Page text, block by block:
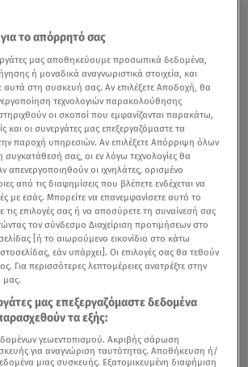
το απόρρητό σας
μας αποθηκεύουμε προσωπικά δεδομένα,
ή μοναδικά αναγνωριστικά στοιχεία, και
στη συσκευή σας. Αν επιλέξετε Αποδοχή, θα
τεχνολογιών παρακολούθησης
οι σκοποί που εμφανίζονται παρακάτω,
και οι συνεργάτες μας επεξεργαζόμαστε τα
παροχή υπηρεσιών. Αν επιλέξετε Απόρριψη όλων
σας, οι εν λόγω τεχνολογίες θα
απενεργοποιηθούν οι ιχνηλάτες, ορισμένο
από τις διαφημίσεις που βλέπετε ενδέχεται να
με εσάς. Μπορείτε να επανεμφανίσετε αυτό το
τις επιλογές σας ή να αποσύρετε τη συναίνεσή σας
τον σύνδεσμο Διαχείριση προτιμήσεων στο
[ή το αιωρούμενο εικονίδιο στο κάτω
εάν υπάρχει]. Οι επιλογές σας θα τεθούν
Για περισσότερες λεπτομέρειες ανατρέξτε στην
μας.
μας επεξεργαζόμαστε δεδομένα
τα εξής:
γεωεντοπισμού. Ακριβής σάρωση
για αναγνώριση ταυτότητας. Αποθήκευση ή/
μιας συσκευής. Εξατομικευμένη διαφήμιση